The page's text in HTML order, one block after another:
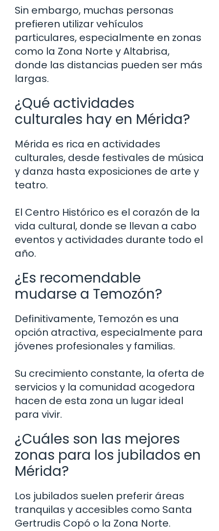
Sin embargo, muchas personas
prefieren utilizar vehículos
particulares, especialmente en zonas
como la Zona Norte y Altabrisa,
donde las distancias pueden ser más
largas.
¿Qué actividades
culturales hay en Mérida?
Mérida es rica en actividades
culturales, desde festivales de música
y danza hasta exposiciones de arte y
teatro.
El Centro Histórico es el corazón de la
vida cultural, donde se llevan a cabo
eventos y actividades durante todo el
año.
¿Es recomendable
mudarse a Temozón?
Definitivamente, Temozón es una
opción atractiva, especialmente para
jóvenes profesionales y familias.
Su crecimiento constante, la oferta de
servicios y la comunidad acogedora
hacen de esta zona un lugar ideal
para vivir.
¿Cuáles son las mejores
zonas para los jubilados en
Mérida?
Los jubilados suelen preferir áreas
tranquilas y accesibles como Santa
Gertrudis Copó o la Zona Norte.